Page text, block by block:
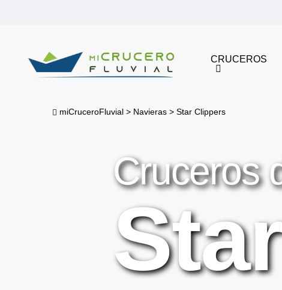
content
CRUCEROS
miCruceroFluvial > Navieras> Star Clippers
Cruceros